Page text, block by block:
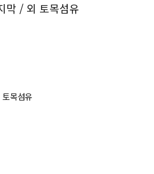
막 / 외 토목섬유
목섬유